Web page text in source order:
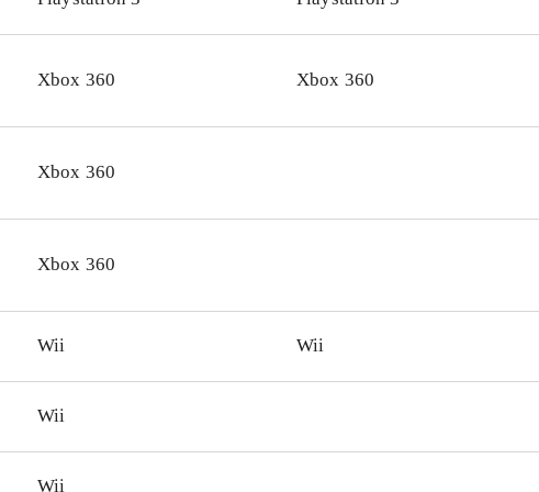
Potter - years 1-4 er fokus på udfordring og opdagelse. Dermed
Spillet er både sjovt og charmerende. Der er masser af
Anbefales.
Xbox 360 Xbox 360
Xbox 360
Xbox 360
Wii Wii
Wii
Wii